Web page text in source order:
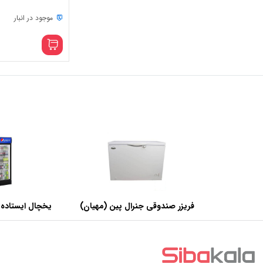
موجود در انبار
فریزر صندوقی جنرال پین (مهیان)
با ظرفیت 440 لیتر
یخچال
عرض 60 سانتی متر